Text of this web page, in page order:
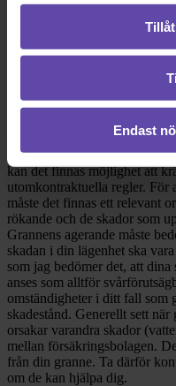
Endast
Det verkar som att du haft
beteende och jag ska såklart
handlingsalternativ. De
I 2 kap. 1§ SkL står det att
eller av vårdslöshet ska
bolmande är av sådan
kan det finnas möjlighet att
utomkontraktuella regler. För
måste det finnas ett relevant
rökande och de skador som
Grannens agerande måste
skadan i din lägenhet ska
som jag bedömer det, att
anses som alltför
omständigheter i ditt fall som
skadestånd. Generellt sett
orsakar varandra skador
mellan försäkringsbolagen.
från din granne. Ta därför
om de kan hjälpa dig.